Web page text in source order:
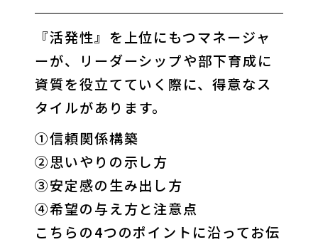
『活発性』を上位にもつマネージャ
ーが、リーダーシップや部下育成に
資質を役立てていく際に、得意なス
タイルがあります。
①信頼関係構築
②思いやりの示し方
③安定感の生み出し方
④希望の与え方と注意点
こちらの4つのポイントに沿ってお伝